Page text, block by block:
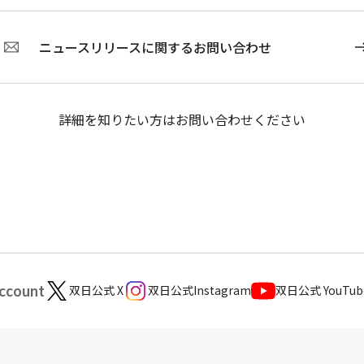
ニュースリリースに関するお問い合わせ
詳細を知りたい方はお問い合わせください
双日公式 X 双日公式Instagram 双日公式